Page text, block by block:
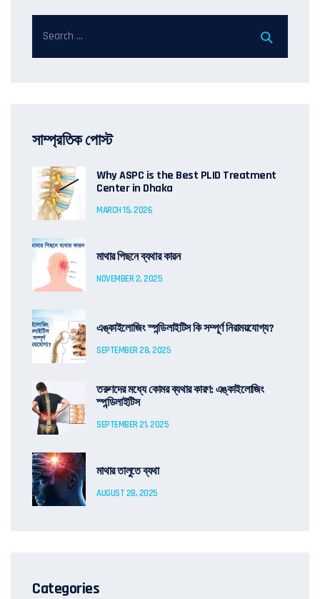
সাম্প্রতিক পোস্ট
Why ASPC is the Best PLID Treatment
Center in Dhaka
MARCH 15, 2026
মাথার পিছনে ব্যথার কারন
NOVEMBER 2, 2025
এঙ্কাইলোজিং স্পন্ডিলাইটিস কি সম্পূর্ণ নিরাময়যোগ্য?
SEPTEMBER 28, 2025
তরুণদের মধ্যে কোমর ব্যথার কারণ: এঙ্কাইলোজিং
স্পন্ডিলাইটিস
SEPTEMBER 21, 2025
মাথার তালুতে ব্যথা
AUGUST 28, 2025
Categories